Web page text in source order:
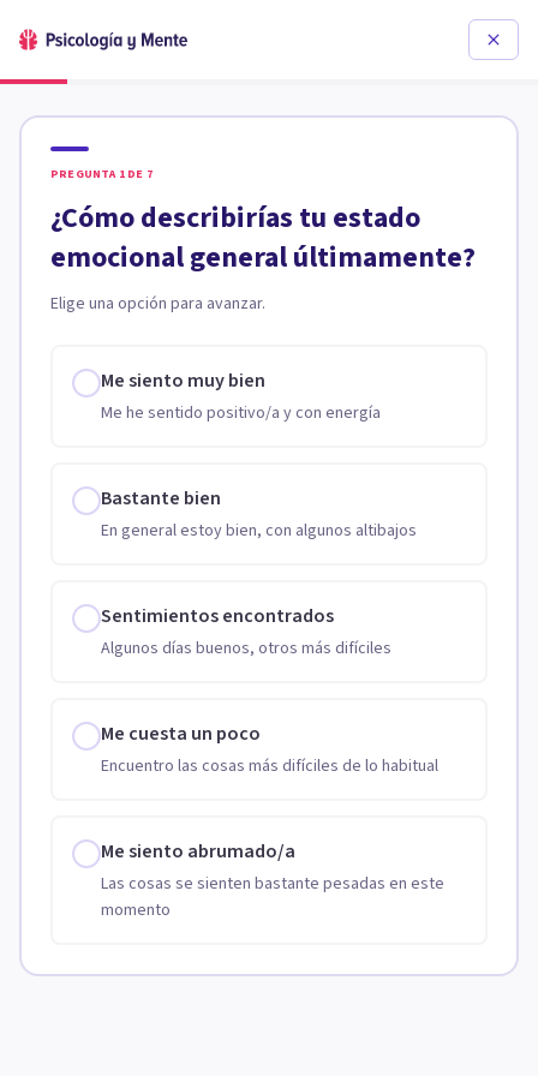
PREGUNTA 1 DE 7
¿Cómo describirías tu estado
emocional general últimamente?
Elige una opción para avanzar.
Me siento muy bien
Me he sentido positivo/a y con energía
Bastante bien
En general estoy bien, con algunos altibajos
Sentimientos encontrados
Algunos días buenos, otros más difíciles
Me cuesta un poco
Encuentro las cosas más difíciles de lo habitual
Me siento abrumado/a
Las cosas se sienten bastante pesadas en este
momento